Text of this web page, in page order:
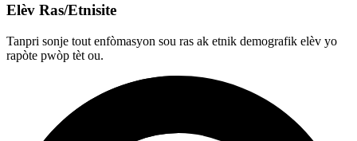
Elèv Ras/Etnisite
Tanpri sonje tout enfòmasyon sou ras ak etnik demografik elèv yo
rapòte pwòp tèt ou.